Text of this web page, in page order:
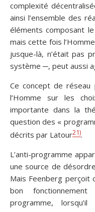
complexité
ainsi l’ensemble des
éléments composant
mais cette fois
jusque-là, n’était pas
système ─, peut aussi
Ce concept de réseau
l’Homme sur les
importante dans la
question des «
décrits par Latour21).
L’anti-programme
une source de
Mais Feenberg perçoit
bon
programme,